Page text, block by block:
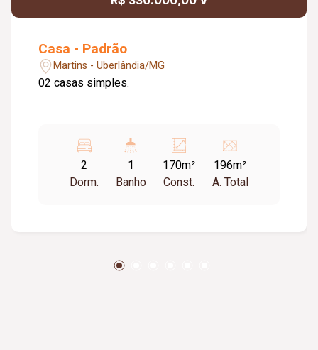
Casa - Padrão
Martins - Uberlândia/MG
02 casas simples.
2
Dorm.
1
Banho
170m²
Const.
196m²
A. Total